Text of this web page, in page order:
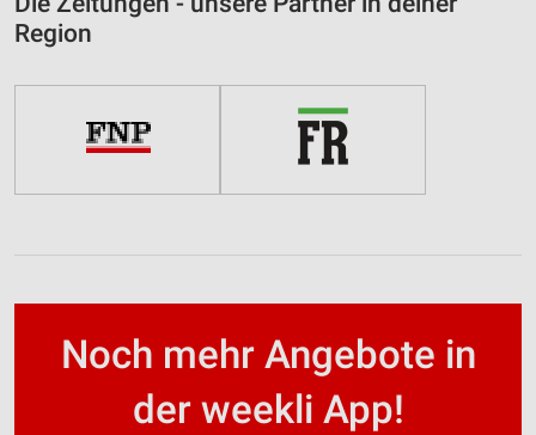
Region
Noch mehr Angebote in
der weekli App!